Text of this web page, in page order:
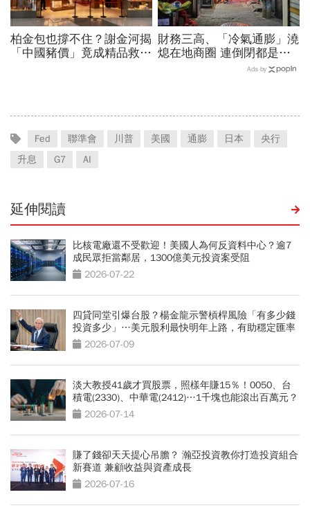
柏金包也撐不住？謝金河揭
「中國豬價」竟成精品救命
財務三高、「冷氣通膨」澆
熄在地商圈 連倒閉都是奢
求…韓國小老闆的生存悲歌
Ads by
Fed 聯準會 川普 美國 通膨 日本
央行
升息
G7 AI
延伸閱讀
比核電廠還不受歡迎！美國人為何反資料中心？逾7
成民眾拒當鄰居，1300億美元投資案受阻
2026-07-22
四貸同堂引爆台股？楊金龍示警槓桿風險「有多少錢
投資多少」…美元股利最快明年上路，有助穩定匯率
2026-07-09
淡大教授41歲才買股票，照樣年賺15％！0050、台
積電(2330)、中華電(2412)…1千塊也能滾出百萬元？
懶人投資4組合
2026-07-14
賺了錢卻天天提心吊膽？ 瀚亞投資教你打造投資組合
新賽道 兼顧收益與資產成長
2026-07-16